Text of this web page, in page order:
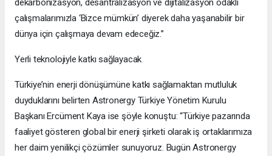
dekarbonizasyon, desantralizasyon ve dijitalizasyon odaklı
çalışmalarımızla ‘Bizce mümkün’ diyerek daha yaşanabilir bir
dünya için çalışmaya devam edeceğiz.”
Yerli teknolojiyle katkı sağlayacak
Türkiye’nin enerji dönüşümüne katkı sağlamaktan mutluluk
duyduklarını belirten Astronergy Türkiye Yönetim Kurulu
Başkanı Ercüment Kaya ise şöyle konuştu: “Türkiye pazarında
faaliyet gösteren global bir enerji şirketi olarak iş ortaklarımıza
her daim yenilikçi çözümler sunuyoruz. Bugün Astronergy